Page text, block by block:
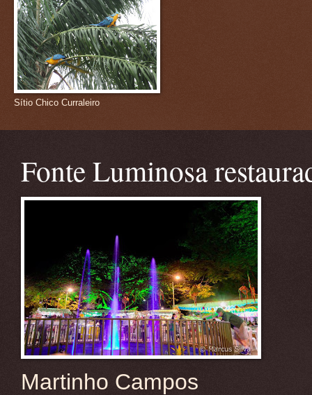
Sítio Chico Curraleiro
Fonte Luminosa
Martinho Campos